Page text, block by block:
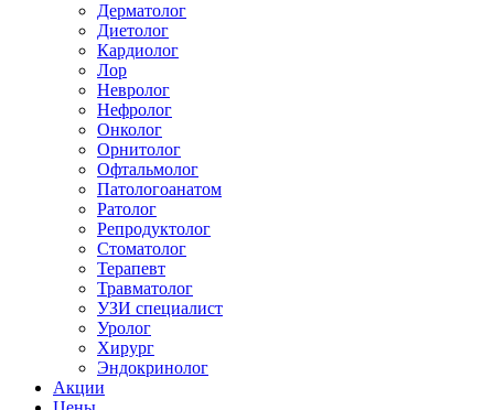
Дерматолог
Диетолог
Кардиолог
Лор
Невролог
Нефролог
Онколог
Орнитолог
Офтальмолог
Патологоанатом
Ратолог
Репродуктолог
Стоматолог
Терапевт
Травматолог
УЗИ специалист
Уролог
Хирург
Эндокринолог
Акции